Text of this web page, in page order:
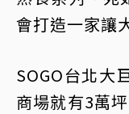
會打造一家讓
SOGO台北大
商場就有3萬